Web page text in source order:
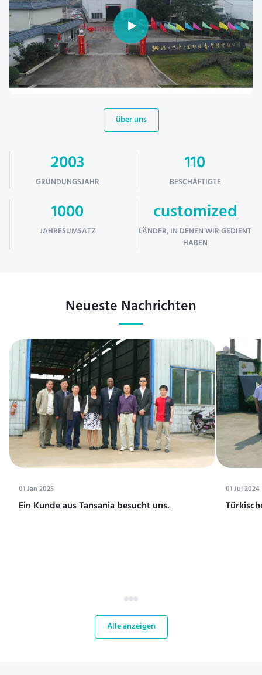
über uns
2003
GRÜNDUNGSJAHR
110
BESCHÄFTIGTE
1000
JAHRESUMSATZ
customized
LÄNDER, IN DENEN WIR GEDIENT
HABEN
Neueste Nachrichten
01 Jan 2025
Ein Kunde aus Tansania besucht uns.
01 Jul 2024
Alle anzeigen